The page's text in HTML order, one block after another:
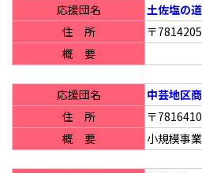
応援団名
土佐塩の
住 所
〒
概 要
応援団名
中芸地区
住 所
〒
概 要
小規模事